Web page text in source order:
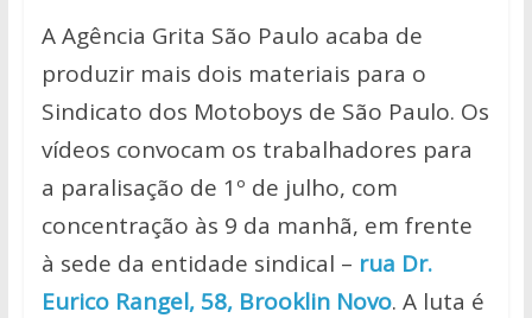
at
s
A
p
p
e
b
o
o
k
itt
er
p
y
Li
n
k
ar
e
A Agência Grita São Paulo acaba de
produzir mais dois materiais para o
Sindicato dos Motoboys de São Paulo. Os
vídeos convocam os trabalhadores para
a paralisação de 1º de julho, com
concentração às 9 da manhã, em frente
à sede da entidade sindical – rua Dr.
Eurico Rangel, 58, Brooklin Novo. A luta é